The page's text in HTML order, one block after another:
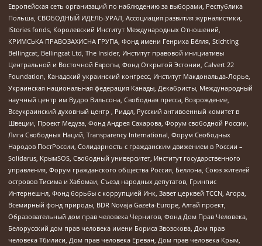
Европейская сеть организаций по наблюдению за выборами, Республика
Польша, СВОБОДНЫЙ ИДЕЛЬ-УРАЛ, Ассоциация развития журналистики,
IStories fonds, Королевский Институт Международных Отношений,
КРИМСЬКА ПРАВОЗАХИСНА ГРУПА, Фонд имени Генриха Бёлля, Stichting
Bellingcat, Bellingcat Ltd, The Insider, Институт правовой инициативы
Центральной и Восточной Европы, Фонд Открытой Эстонии, Calvert 22
Foundation, Канадский украинский конгресс, Институт Макдональда-Лорье,
Украинская национальная федерация Канады, Декабристы, Международный
научный центр им Вудро Вильсона, Свободная пресса, Возрождение,
Всеукраинский духовный центр , Риддл, Русский антивоенный комитет в
Швеции, Проект Медуза, Фонд Андрея Сахарова, Форум свободной России,
Лига Свободных Наций, Transparеncy International, Форум Свободных
Народов ПостРоссии, Солидарность с гражданским движением в России –
Solidarus, КрымSOS, Свободный университет, Институт государственного
управления, Форум гражданского общества Россия, Беллона, Союз жителей
островов Тисима и Хабомаи, Съезд народных депутатов, Гринпис
Интернешнл, Фонд борьбы с коррупцией Инк, Завет церквей TCCN, Агора,
Всемирный фонд природы, BDR Novaja Gazeta-Europe, Алтай проект,
Образовательный дом прав человека Чернигов, Фонд Дом Прав Человека,
Белорусский дом прав человека имени Бориса Звозскова, Дом прав
человека Тбилиси, Дом прав человека Ереван, Дом прав человека Крым,